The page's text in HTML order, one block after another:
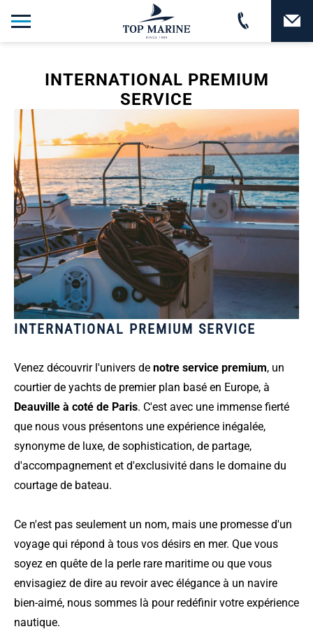
INTERNATIONAL PREMIUM
SERVICE
INTERNATIONAL PREMIUM SERVICE
Venez découvrir l'univers de notre service premium, un
courtier de yachts de premier plan basé en Europe, à
Deauville à coté de Paris. C'est avec une immense fierté
que nous vous présentons une expérience inégalée,
synonyme de luxe, de sophistication, de partage,
d'accompagnement et d'exclusivité dans le domaine du
courtage de bateau.
Ce n'est pas seulement un nom, mais une promesse d'un
voyage qui répond à tous vos désirs en mer. Que vous
soyez en quête de la perle rare maritime ou que vous
envisagiez de dire au revoir avec élégance à un navire
bien-aimé, nous sommes là pour redéfinir votre expérience
nautique.